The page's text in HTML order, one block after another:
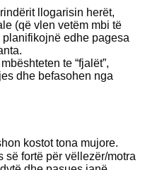
llogarisin herët,
(që vlen vetëm mbi të
edhe pagesa
te “fjalët”,
dhe befasohen nga
kostot tona mujore.
së fortë për vëllezër/motra